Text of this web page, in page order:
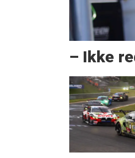
– Ikke